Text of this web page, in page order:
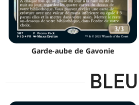
Garde-aube de Gavonie
BLEU